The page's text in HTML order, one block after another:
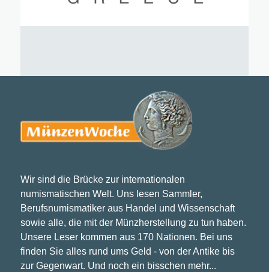
Wir sind die Brücke zur internationalen
numismatischen Welt. Uns lesen Sammler,
Berufsnumismatiker aus Handel und Wissenschaft
sowie alle, die mit der Münzherstellung zu tun haben.
Unsere Leser kommen aus 170 Nationen. Bei uns
finden Sie alles rund ums Geld - von der Antike bis
zur Gegenwart. Und noch ein bisschen mehr...